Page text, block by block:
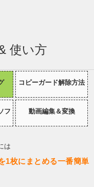
使い方
コピーガード解除方法
フ
動画編集＆変換
は
1枚にまとめる一番簡単